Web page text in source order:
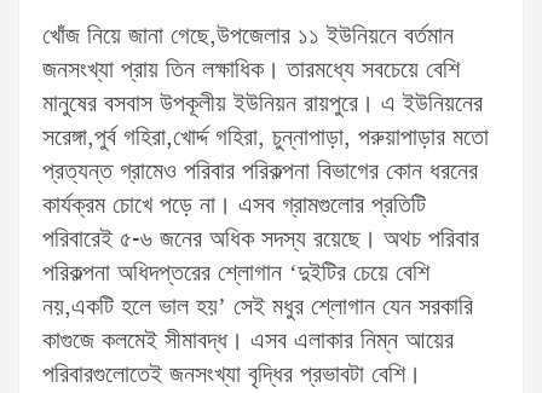
খোঁজ নিয়ে জানা গেছে,উপজেলার ১১ ইউনিয়নে বর্তমান
জনসংখ্যা প্রায় তিন লক্ষাধিক। তারমধ্যে সবচেয়ে বেশি
মানুষের বসবাস উপকূলীয় ইউনিয়ন রায়পুরে। এ ইউনিয়নের
সরেঙ্গা,পুর্ব গহিরা,খোর্দ্দ গহিরা, চুন্নাপাড়া, পরুয়াপাড়ার মতো
প্রত্যন্ত গ্রামেও পরিবার পরিকল্পনা বিভাগের কোন ধরনের
কার্যক্রম চোখে পড়ে না। এসব গ্রামগুলোর প্রতিটি
পরিবারেই ৫-৬ জনের অধিক সদস্য রয়েছে। অথচ পরিবার
পরিকল্পনা অধিদপ্তরের শ্লোগান ‘দুইটির চেয়ে বেশি
নয়,একটি হলে ভাল হয়’ সেই মধুর শ্লোগান যেন সরকারি
কাগুজে কলমেই সীমাবদ্ধ। এসব এলাকার নিম্ন আয়ের
পরিবারগুলোতেই জনসংখ্যা বৃদ্ধির প্রভাবটা বেশি।